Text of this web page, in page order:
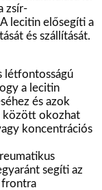
zsír-
lecitin elősegíti a
és szállítását.
létfontosságú
a lecitin
és azok
között okozhat
koncentrációs
segíti az
frontra